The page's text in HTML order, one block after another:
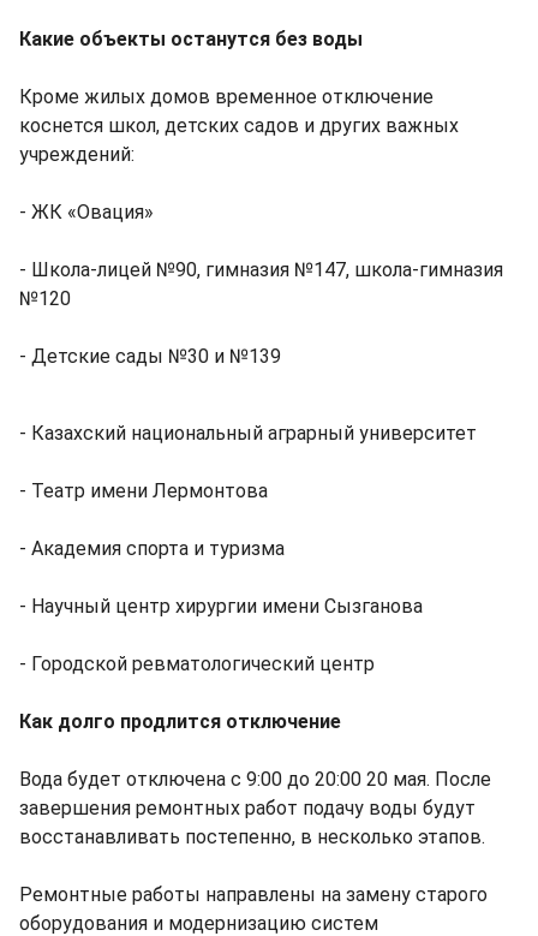
Какие объекты останутся без воды
Кроме жилых домов временное отключение
коснется школ, детских садов и других важных
учреждений:
- ЖК «Овация»
- Школа-лицей №90, гимназия №147, школа-гимназия
№120
- Детские сады №30 и №139
- Казахский национальный аграрный университет
- Театр имени Лермонтова
- Академия спорта и туризма
- Научный центр хирургии имени Сызганова
- Городской ревматологический центр
Как долго продлится отключение
Вода будет отключена с 9:00 до 20:00 20 мая. После
завершения ремонтных работ подачу воды будут
восстанавливать постепенно, в несколько этапов.
Ремонтные работы направлены на замену старого
оборудования и модернизацию систем